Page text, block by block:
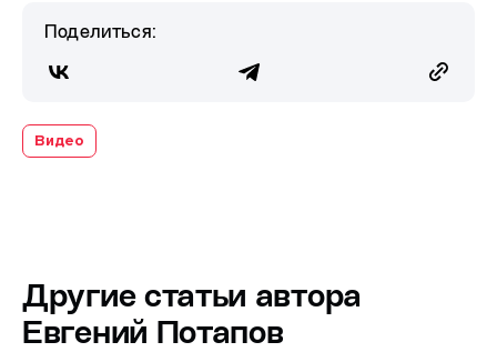
Поделиться:
Видео
Другие статьи автора
Евгений Потапов